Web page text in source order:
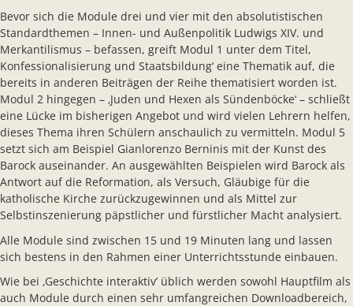
Bevor sich die Module drei und vier mit den absolutistischen
Standardthemen – Innen- und Außenpolitik Ludwigs XIV. und
Merkantilismus – befassen, greift Modul 1 unter dem Titel,
Konfessionalisierung und Staatsbildung‘ eine Thematik auf, die
bereits in anderen Beiträgen der Reihe thematisiert worden ist.
Modul 2 hingegen – ‚Juden und Hexen als Sündenböcke‘ – schließt
eine Lücke im bisherigen Angebot und wird vielen Lehrern helfen,
dieses Thema ihren Schülern anschaulich zu vermitteln. Modul 5
setzt sich am Beispiel Gianlorenzo Berninis mit der Kunst des
Barock auseinander. An ausgewählten Beispielen wird Barock als
Antwort auf die Reformation, als Versuch, Gläubige für die
katholische Kirche zurückzugewinnen und als Mittel zur
Selbstinszenierung päpstlicher und fürstlicher Macht analysiert.
Alle Module sind zwischen 15 und 19 Minuten lang und lassen
sich bestens in den Rahmen einer Unterrichtsstunde einbauen.
Wie bei ‚Geschichte interaktiv’ üblich werden sowohl Hauptfilm als
auch Module durch einen sehr umfangreichen Downloadbereich,